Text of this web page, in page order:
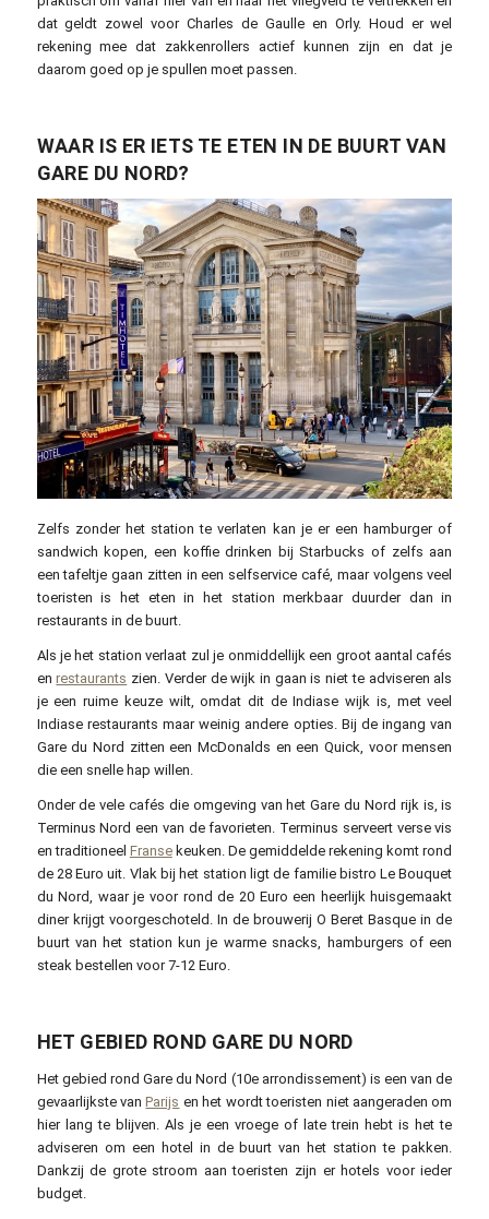
dat geldt zowel voor Charles de Gaulle en Orly. Houd er wel
rekening mee dat zakkenrollers actief kunnen zijn en dat je
daarom goed op je spullen moet passen.
WAAR IS ER IETS TE ETEN IN DE BUURT VAN
GARE DU NORD?
Zelfs zonder het station te verlaten kan je er een hamburger of
sandwich kopen, een koffie drinken bij Starbucks of zelfs aan
een tafeltje gaan zitten in een selfservice café, maar volgens veel
toeristen is het eten in het station merkbaar duurder dan in
restaurants in de buurt.
Als je het station verlaat zul je onmiddellijk een groot aantal cafés
enrestaurants zien. Verder de wijk in gaan is niet te adviseren als
je een ruime keuze wilt, omdat dit de Indiase wijk is, met veel
Indiase restaurants maar weinig andere opties. Bij de ingang van
Gare du Nord zitten een McDonalds en een Quick, voor mensen
die een snelle hap willen.
Onder de vele cafés die omgeving van het Gare du Nord rijk is, is
Terminus Nord een van de favorieten. Terminus serveert verse vis
en traditioneel Fransekeuken. De gemiddelde rekening komt rond
de 28 Euro uit. Vlak bij het station ligt de familie bistro Le Bouquet
du Nord, waar je voor rond de 20 Euro een heerlijk huisgemaakt
diner krijgt voorgeschoteld. In de brouwerij O Beret Basque in de
buurt van het station kun je warme snacks, hamburgers of een
steak bestellen voor 7-12 Euro.
HET GEBIED ROND GARE DU NORD
Het gebied rond Gare du Nord (10e arrondissement) is een van de
gevaarlijkste vanParijs en het wordt toeristen niet aangeraden om
hier lang te blijven. Als je een vroege of late trein hebt is het te
adviseren om een hotel in de buurt van het station te pakken.
Dankzij de grote stroom aan toeristen zijn er hotels voor ieder
budget.